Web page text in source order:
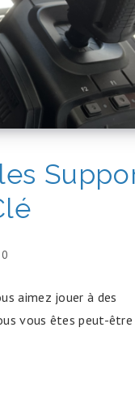
0
aimez jouer à des
vous êtes peut-être